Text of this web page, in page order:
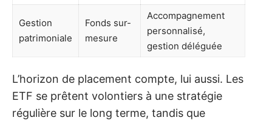
Gestion
patrimoniale
Fonds sur-
mesure
Accompagnement
personnalisé,
gestion déléguée
L’horizon de placement compte, lui aussi. Les
ETF se prêtent volontiers à une stratégie
régulière sur le long terme, tandis que